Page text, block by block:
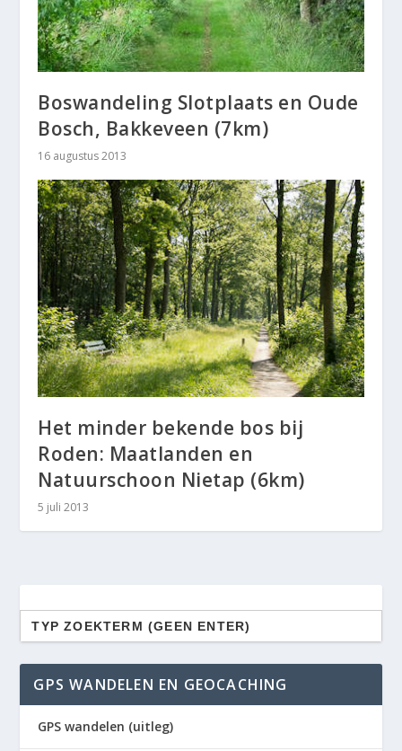
Boswandeling Slotplaats en Oude
Bosch, Bakkeveen (7km)
16 augustus 2013
Het minder bekende bos bij
Roden: Maatlanden en
Natuurschoon Nietap (6km)
5 juli 2013
Zoek
naar:
GPS WANDELEN EN GEOCACHING
GPS wandelen (uitleg)